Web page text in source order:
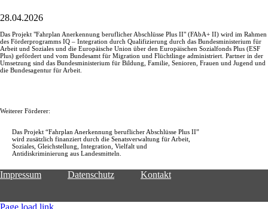
28.04.2026
Das Projekt "Fahrplan Anerkennung beruflicher Abschlüsse Plus II" (FAbA+ II) wird im Rahmen
des Förderprogramms IQ – Integration durch Qualifizierung durch das Bundesministerium für
Arbeit und Soziales und die Europäische Union über den Europäischen Sozialfonds Plus (ESF
Plus) gefördert und vom Bundesamt für Migration und Flüchtlinge administriert. Partner in der
Umsetzung sind das Bundesministerium für Bildung, Familie, Senioren, Frauen und Jugend und
die Bundesagentur für Arbeit.
Weiterer Förderer:
Das Projekt “Fahrplan Anerkennung beruflicher Abschlüsse Plus II”
wird zusätzlich finanziert durch die Senatsverwaltung für Arbeit,
Soziales, Gleichstellung, Integration, Vielfalt und
Antidiskriminierung aus Landesmitteln.
Impressum Datenschutz Kontakt
Page load link